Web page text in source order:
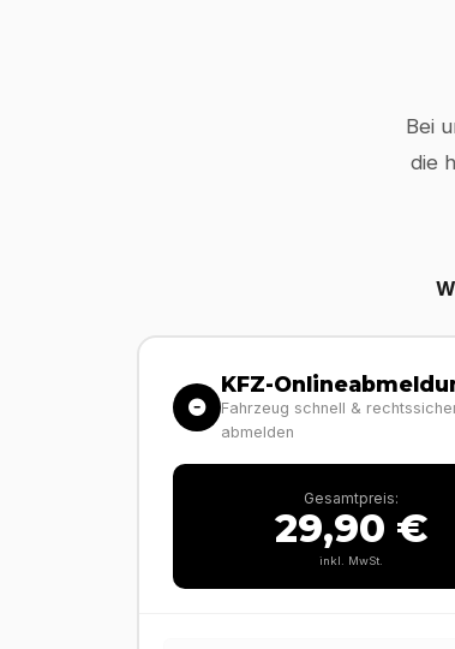
Bei
die
KFZ-
Fahrzeug schnell &
abmelden
Gesamtpreis:
29,90 €
inkl. MwSt.